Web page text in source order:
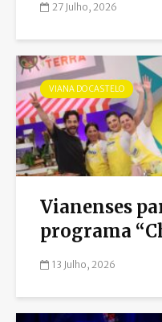
27 Julho, 2026
VIANA DO CASTELO
Vianenses
programa
13 Julho, 2026